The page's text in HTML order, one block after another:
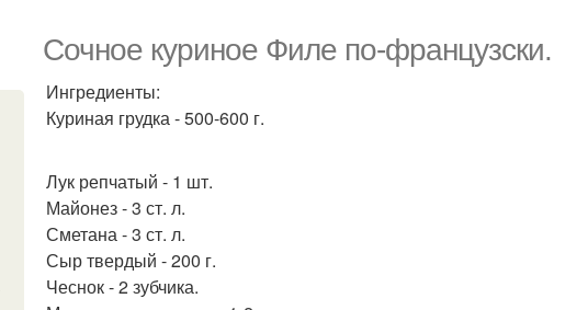
Сочное куриное Филе по-французски.
Ингредиенты:
Куриная грудка - 500-600 г.
Лук репчатый - 1 шт.
Майонез - 3 ст. л.
Сметана - 3 ст. л.
Сыр твердый - 200 г.
Чеснок - 2 зубчика.